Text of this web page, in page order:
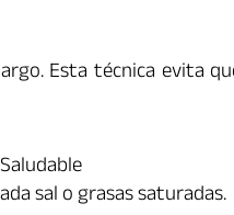
Esta técnica evita
sal o grasas saturadas.